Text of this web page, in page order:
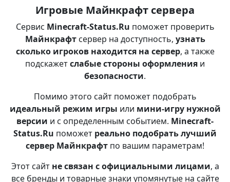
Игровые Майнкрафт сервера
Сервис Minecraft-Status.Ru поможет проверить
Майнкрафтсервер на доступность, узнать
сколько игроков находится на сервер, а также
подскажетслабые стороны оформления и
безопасности.
Помимо этого сайт поможет подобрать
идеальный режим игры или мини-игру нужной
версии и с определенным событием. Minecraft-
Status.Ru поможет реально подобрать лучший
сервер Майнкрафт по вашим параметрам!
Этот сайт не связан с официальными лицами, а
все бренды и товарные знаки упомянутые на сайте